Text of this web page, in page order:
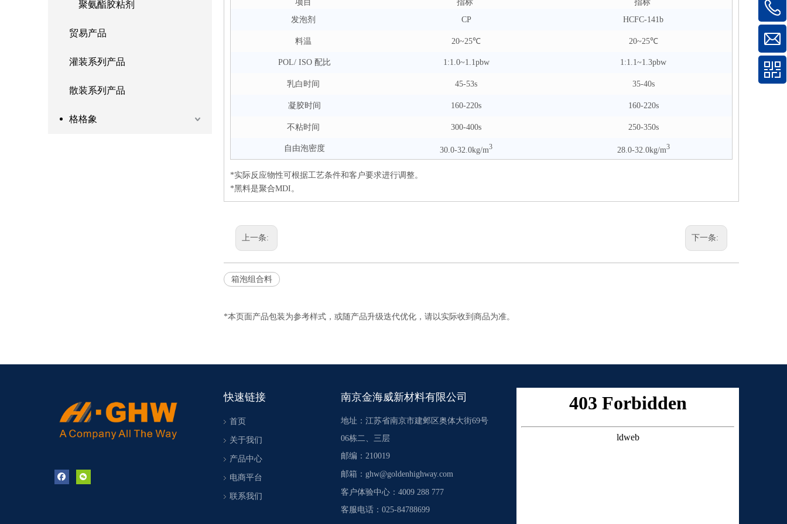
聚氨酯胶粘剂
贸易产品
灌装系列产品
散装系列产品
格格象
项目 指标
指标
发泡剂
CP HCFC-141b
料温 20~25℃ 20~25℃
POL/ ISO 配比 1:1.0~1.1pbw 1:1.1~1.3pbw
乳白时间 45-53s 35-40s
凝胶时间 160-220s 160-220s
不粘时间 300-400s 250-350s
自由泡密度 30.0-32.0kg/m3 28.0-32.0kg/m3
*实际反应物性可根据工艺条件和客户要求进行调整。
*黑料是聚合MDI。
上一条: 下一条:
箱泡组合料
*本页面产品包装为参考样式，或随产品升级迭代优化，请以实际收到商品为准。
快速链接
首页
关于我们
产品中心
电商平台
联系我们
南京金海威新材料有限公司
地址：江苏省南京市建邺区奥体大街69号
06栋二、三层
邮编：210019
邮箱： ghw@goldenhighway.com
客户体验中心：4009 288 777
客服电话：025-84788699